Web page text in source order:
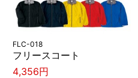
FLC-018
フリースコート
4,356円